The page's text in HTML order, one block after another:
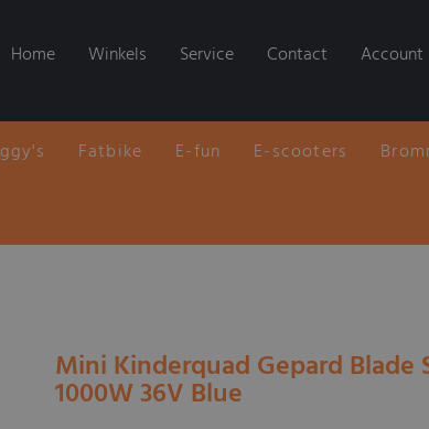
Home Winkels Service Contact Account
Fatbike E-fun E-scooters
Mini Kinderquad Gepard Blade
1000W 36V Blue